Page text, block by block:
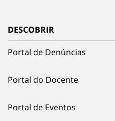
DESCOBRIR
Portal de Denúncias
Portal do Docente
Portal de Eventos